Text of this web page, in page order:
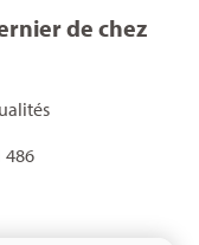
de chez
486